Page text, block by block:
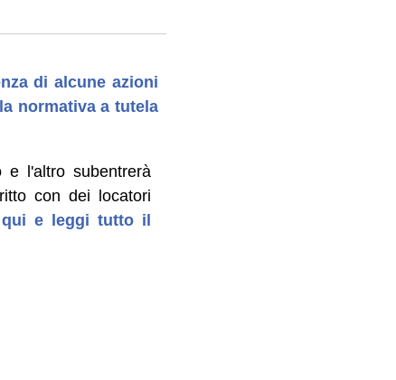
di alcune azioni
normativa a tutela
e l'altro subentrerà
con dei locatori
e leggi tutto il